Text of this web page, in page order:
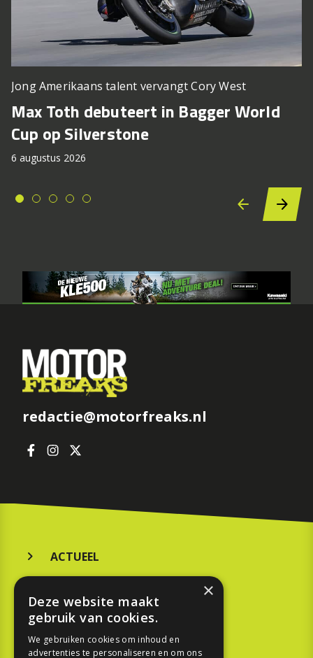
Jong Amerikaans talent vervangt Cory West
Max Toth debuteert in Bagger World
Cup op Silverstone
6 augustus 2026
redactie@motorfreaks.nl
ACTUEEL
KOOPGIDS
TESTEN
×
Deze website maakt
gebruik van cookies.
We gebruiken cookies om inhoud en
advertenties te personaliseren en om ons